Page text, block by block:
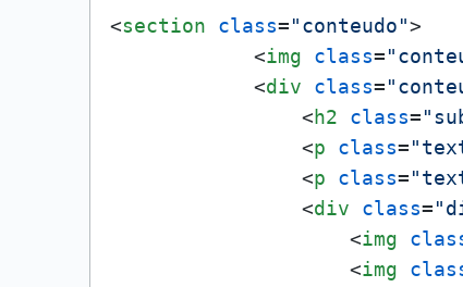
<section class="conteudo">
<img class=
<div class=
<h2 class=
<p class=
<p class=
<div class=
<img
<img